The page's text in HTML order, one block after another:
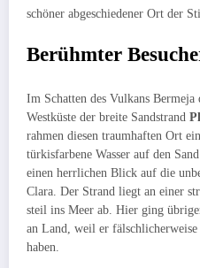
schöner abgeschiedener Ort der
Berühmter
Im Schatten des Vulkans
Westküste der breite Sandstrand
rahmen diesen traumhaften Ort
türkisfarbene Wasser auf den
einen herrlichen Blick auf die
Clara. Der Strand liegt an einer
steil ins Meer ab. Hier ging
an Land, weil er
haben.